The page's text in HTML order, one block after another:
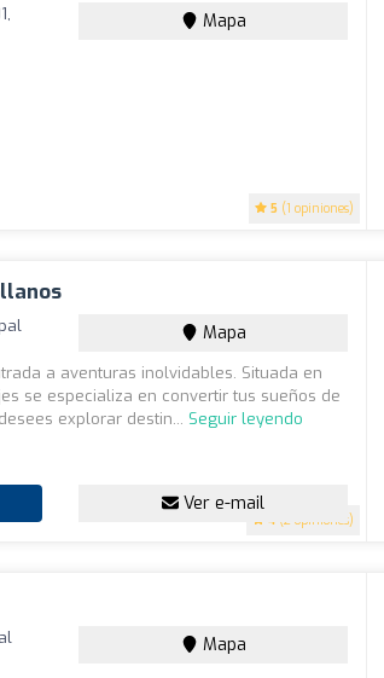
5 (1 opiniones)
Mapa
4 (2 opiniones)
Mapa
a aventuras inolvidables. Situada en
se especializa en convertir tus sueños de
explorar destin... Seguir leyendo
Ver e-mail
Mapa